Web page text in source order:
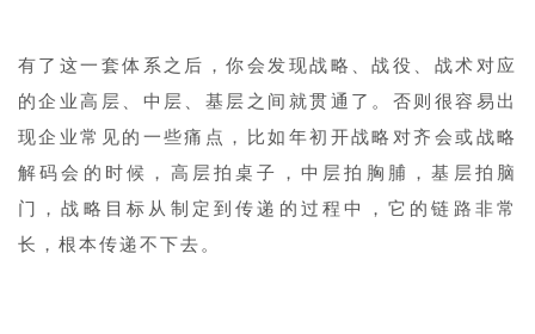
有了这一套体系之后，你会发现战略、战役、战术对应
的企业高层、中层、基层之间就贯通了。否则很容易出
现企业常见的一些痛点，比如年初开战略对齐会或战略
解码会的时候，高层拍桌子，中层拍胸脯，基层拍脑
门，战略目标从制定到传递的过程中，它的链路非常
长，根本传递不下去。